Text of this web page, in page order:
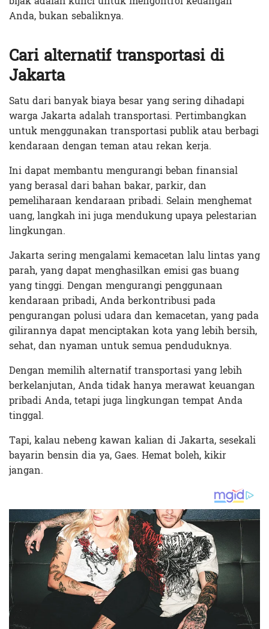
Anda, bukan sebaliknya.
Cari alternatif transportasi di
Jakarta
Satu dari banyak biaya besar yang sering dihadapi
warga Jakarta adalah transportasi. Pertimbangkan
untuk menggunakan transportasi publik atau berbagi
kendaraan dengan teman atau rekan kerja.
Ini dapat membantu mengurangi beban finansial
yang berasal dari bahan bakar, parkir, dan
pemeliharaan kendaraan pribadi. Selain menghemat
uang, langkah ini juga mendukung upaya pelestarian
lingkungan.
Jakarta sering mengalami kemacetan lalu lintas yang
parah, yang dapat menghasilkan emisi gas buang
yang tinggi. Dengan mengurangi penggunaan
kendaraan pribadi, Anda berkontribusi pada
pengurangan polusi udara dan kemacetan, yang pada
gilirannya dapat menciptakan kota yang lebih bersih,
sehat, dan nyaman untuk semua penduduknya.
Dengan memilih alternatif transportasi yang lebih
berkelanjutan, Anda tidak hanya merawat keuangan
pribadi Anda, tetapi juga lingkungan tempat Anda
tinggal.
Tapi, kalau nebeng kawan kalian di Jakarta, sesekali
bayarin bensin dia ya, Gaes. Hemat boleh, kikir
jangan.